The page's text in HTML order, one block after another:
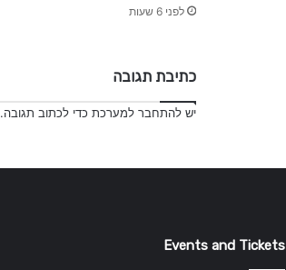
לפני 6 שעות
כתיבת תגובה
ישלהתחבר למערכת כדי לכתוב תגובה.
Events and Tickets